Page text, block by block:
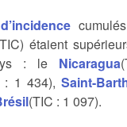
étaient
: le Nicaragua
: 1 434),Saint-
(TIC : 1 097).